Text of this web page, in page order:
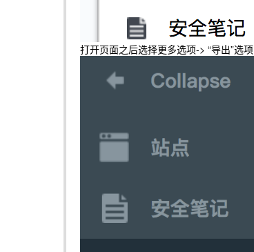
打开页面之后选择更多选项-> “导出”选项